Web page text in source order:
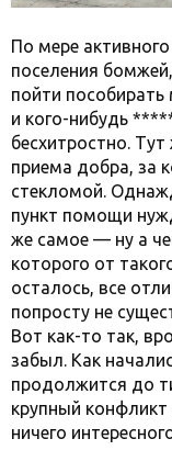
По мере
поселения
пойти
и кого-нибудь
бесхитростно.
приема добра, за
стекломой.
пункт помощи
же самое — ну а
которого от
осталось, все
попросту не
Вот как-то так,
забыл. Как
продолжится до
крупный
ничего